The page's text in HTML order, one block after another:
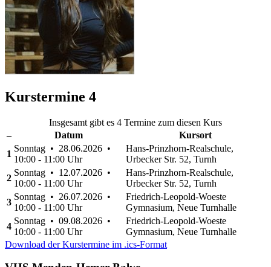
Kurstermine 4
Insgesamt gibt es 4 Termine zum diesen Kurs
–
Datum
Kursort
1
Sonntag • 28.06.2026 •
10:00 - 11:00 Uhr
Hans-Prinzhorn-Realschule,
Urbecker Str. 52, Turnh
2
Sonntag • 12.07.2026 •
10:00 - 11:00 Uhr
Hans-Prinzhorn-Realschule,
Urbecker Str. 52, Turnh
3
Sonntag • 26.07.2026 •
10:00 - 11:00 Uhr
Friedrich-Leopold-Woeste
Gymnasium, Neue Turnhalle
4
Sonntag • 09.08.2026 •
10:00 - 11:00 Uhr
Friedrich-Leopold-Woeste
Gymnasium, Neue Turnhalle
Download der Kurstermine im .ics-Format